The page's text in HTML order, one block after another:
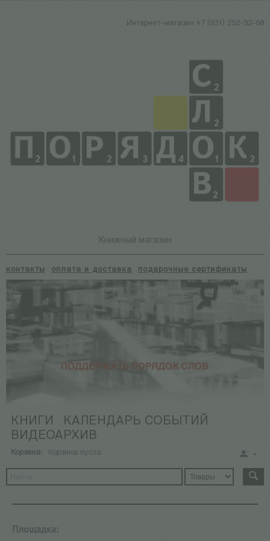
Интернет-магазин +7 (931) 252-92-60
Книжный магазин
контакты оплата и доставка подарочные сертификаты
КНИГИ
КАЛЕНДАРЬ СОБЫТИЙ
ВИДЕОАРХИВ
Корзина: Корзина пуста
Площадка: